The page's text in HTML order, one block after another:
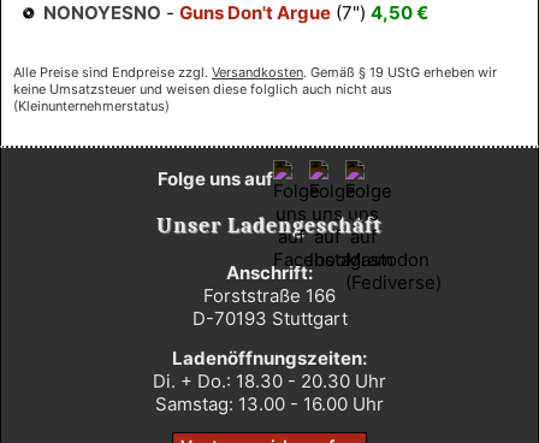
NONOYESNO - Guns Don't Argue (7") 4,50 €
Alle Preise sind Endpreise zzgl. Versandkosten. Gemäß § 19 UStG erheben wir
keine Umsatzsteuer und weisen diese folglich auch nicht aus
(Kleinunternehmerstatus)
Unser Ladengeschäft
Anschrift:
Forststraße 166
D-70193 Stuttgart
Ladenöffnungszeiten:
Di. + Do.: 18.30 - 20.30 Uhr
Samstag: 13.00 - 16.00 Uhr
Folge uns auf